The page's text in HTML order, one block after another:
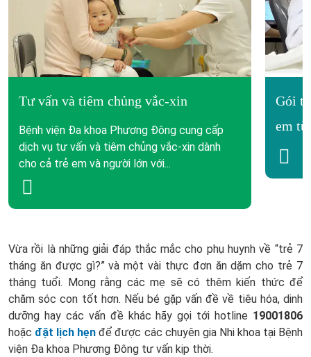
Tư vấn và tiêm chủng vắc-xin
Bệnh viện Đa khoa Phương Đông cung cấp
dịch vụ tư vấn và tiêm chủng vắc-xin dành
cho cả trẻ em và người lớn với...
Gói
em
Vừa rồi là những giải đáp thắc mắc cho phụ huynh về “trẻ 7
tháng ăn được gì?” và một vài thực đơn ăn dặm cho trẻ 7
tháng tuổi. Mong rằng các mẹ sẽ có thêm kiến thức để
chăm sóc con tốt hơn. Nếu bé gặp vấn đề về tiêu hóa, dinh
dưỡng hay các vấn đề khác hãy gọi tới hotline 19001806
hoặc đặt lịch hẹn để được các chuyên gia Nhi khoa tại Bệnh
viện Đa khoa Phương Đông tư vấn kịp thời.